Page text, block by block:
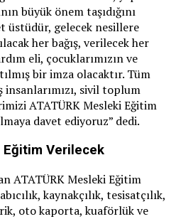
büyük önem taşıdığını
üstüdür, gelecek nesillere
her bağış, verilecek her
eli, çocuklarımızın ve
bir imza olacaktır. Tüm
insanlarımızı, sivil toplum
ATATÜRK Mesleki Eğitim
davet ediyoruz” dedi.
Eğitim Verilecek
ATATÜRK Mesleki Eğitim
kaynakçılık, tesisatçılık,
oto kaporta, kuaförlük ve